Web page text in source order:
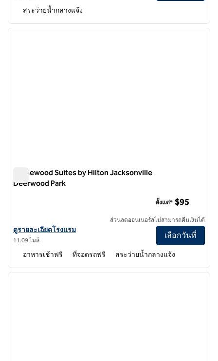
สระว่ายน้ำกลางแจ้ง
1 จาก 12
ภาพถั
Homewood Suites by Hilton Jacksonville
Deerwood Park
ดูรายละเอียดโรงแรม Homewood Suites by Hilton Jacksonville
ดูรายละเอียดโรงแรม
11.09 ไมล์
ตั้งแต่* $95
ส่วนลดออนเนอร์สไม่สามารถคืนเงินได้
เลือกวันที่
อาหารเช้าฟรี ที่จอดรถฟรี สระว่ายน้ำกลางแจ้ง
1 จาก 12
ภาพถั